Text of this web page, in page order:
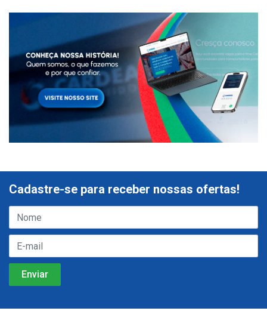
Cadastre-se para receber nossas ofertas!